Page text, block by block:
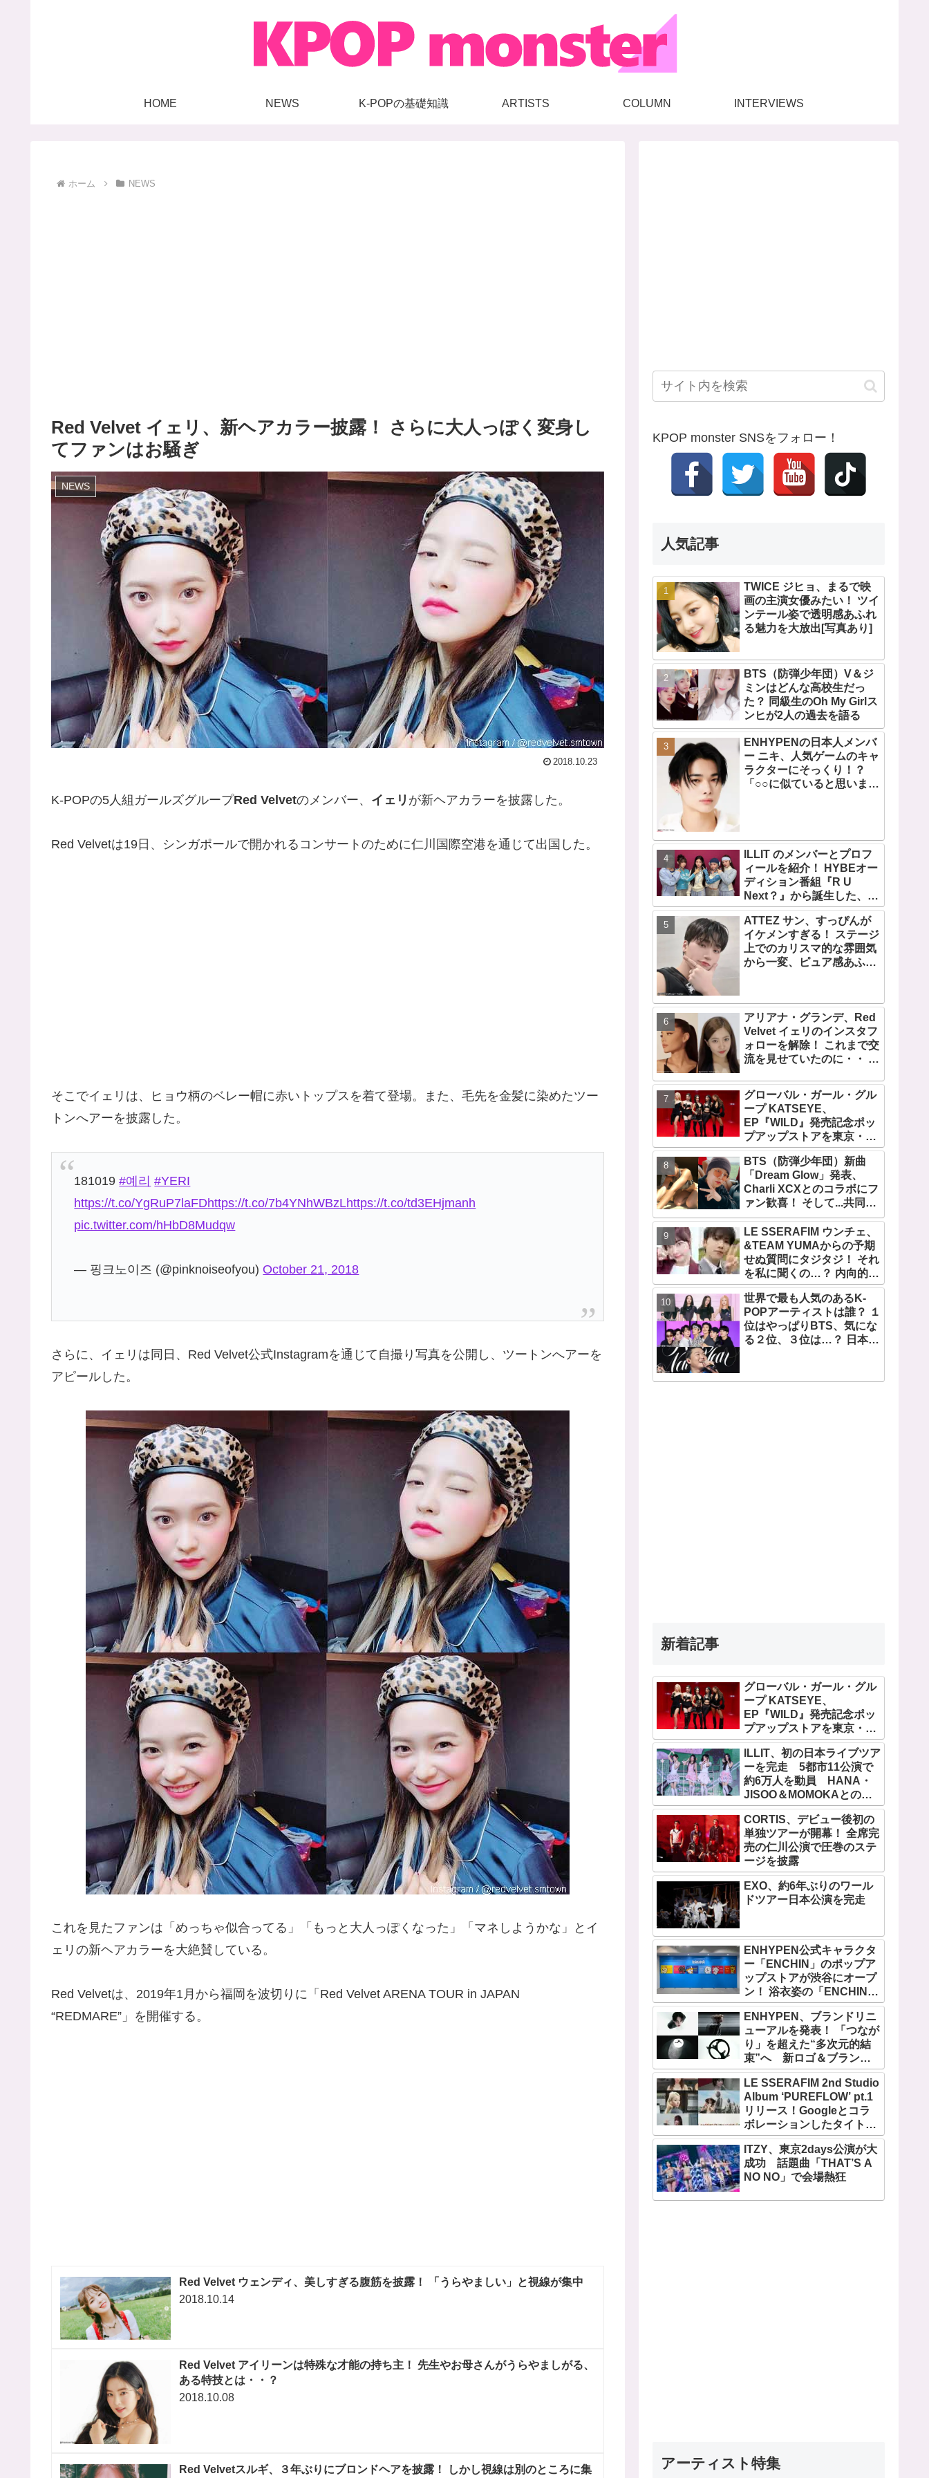
HOME NEWS K-POPの基礎知識 ARTISTS COLUMN INTERVIEWS
ホーム NEWS
Red Velvet イェリ、新ヘアカラー披露！ さらに大人っぽく変身し
てファンはお騒ぎ
NEWS
2018.10.23
K-POPの5人組ガールズグループRed Velvetのメンバー、 イェリ が新ヘアカラーを披露した。
Red Velvetは19日、シンガポールで開かれるコンサートのために仁川国際空港を通じて出国した。
そこでイェリは、ヒョウ柄のベレー帽に赤いトップスを着て登場。また、毛先を金髪に染めたツー
トンへアーを披露した。
181019#예리 #YERI
https://t.co/YgRuP7laFDhttps://t.co/7b4YNhWBzLhttps://t.co/td3EHjmanh
pic.twitter.com/hHbD8Mudqw
— 핑크노이즈 (@pinknoiseofyou)October 21, 2018
さらに、イェリは同日、Red Velvet公式Instagramを通じて自撮り写真を公開し、ツートンへアーを
アピールした。
これを見たファンは「めっちゃ似合ってる」「もっと大人っぽくなった」「マネしようかな」とイ
ェリの新ヘアカラーを大絶賛している。
Red Velvetは、2019年1月から福岡を波切りに「Red Velvet ARENA TOUR in JAPAN
“REDMARE”」を開催する。
Red Velvet ウェンディ、美しすぎる腹筋を披露！ 「うらやましい」と視線が集中
2018.10.14
Red Velvet アイリーンは特殊な才能の持ち主！ 先生やお母さんがうらやましがる、
ある特技とは・・？
2018.10.08
Red Velvetスルギ、３年ぶりにブロンドヘアを披露！ しかし視線は別のところに集
KPOP monster SNSをフォロー！
人気記事
TWICE ジヒョ、まるで映
画の主演女優みたい！ ツイ
ンテール姿で透明感あふれ
る魅力を大放出[写真あり]
BTS（防弾少年団）V＆ジ
ミンはどんな高校生だっ
た？ 同級生のOh My Girlス
ンヒが2人の過去を語る
ENHYPENの日本人メンバ
ー ニキ、人気ゲームのキャ
ラクターにそっくり！？
「○○に似ていると思いま
「客観的な視点で自分を見
てるねｗｗ」
ILLIT のメンバーとプロフ
ィールを紹介！ HYBEオー
ディション番組『R U
Next？』から誕生した、日
本人のイロハとモカを含む
5人組ガールズグループ！
デビュー曲「Magnetic」が
いきなりの大ヒット
ATTEZ サン、すっぴんが
イケメンすぎる！ ステージ
上でのカリスマ的な雰囲気
から一変、ピュア感あふれ
アリアナ・グランデ、Red
Velvet イェリのインスタフ
ォローを解除！ これまで交
流を見せていたのに・・ 一
由を推測
グローバル・ガール・グル
ープ KATSEYE、
EP『WILD』発売記念ポッ
プアップストアを東京・原
宿で開催 限定グッズも登
場
BTS（防弾少年団）新曲
「Dream Glow」発表、
Charli XCXとのコラボにフ
ァン歓喜！ そして...共同制
作者が明かすジミンへの思
い「彼の夢、そして彼の絶
望から生まれた歌」
LE SSERAFIM ウンチェ、
&TEAM YUMAからの予期
せぬ質問にタジタジ！ それ
を私に聞くの…？ 内向的で
あるからこそ答えに困る彼
女のリアクションがかわい
すぎる
世界で最も人気のあるK-
POPアーティストは誰？ １
位はやっぱりBTS、気にな
る２位、３位は…？ 日本の
の個性あふれるデータに注
新着記事
グローバル・ガール・グル
ープ KATSEYE、
EP『WILD』発売記念ポッ
プアップストアを東京・原
宿で開催 限定グッズも登
場ILLIT、初の日本ライブツア
ーを完走 5都市11公演で
約6万人を動員 HANA・
JISOO＆MOMOKAとのス
ペシャルコラボも実現
CORTIS、デビュー後初の
単独ツアーが開幕！ 全席完
売の仁川公演で圧巻のステ
ージを披露
EXO、約6年ぶりのワール
ドツアー日本公演を完走
ENHYPEN公式キャラクタ
ー「ENCHIN」のポップア
ップストアが渋谷にオープ
ン！ 浴衣姿の「ENCHIN」
が登場
ENHYPEN、ブランドリニ
ューアルを発表！ 「つなが
り」を超えた“多次元的結
束”へ 新ロゴ＆ブランド
フィルム公開
LE SSERAFIM 2nd Studio
Album ‘PUREFLOW’ pt.1
リリース！Googleとコラ
ボレーションしたタイトル
曲「BOOMPALA」MVも公
開
ITZY、東京2days公演が大
成功 話題曲「THAT’S A
NO NO」で会場熱狂
アーティスト特集